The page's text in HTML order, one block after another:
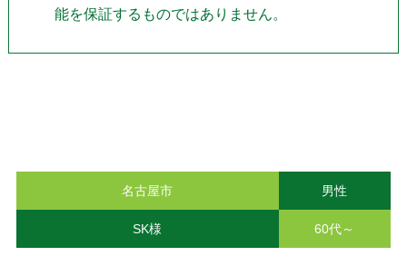
能を保証するものではありません。
名古屋市 男性
SK様 60代～